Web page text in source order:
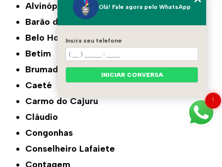
Alvinópolis
Barão de Cocais
Belo Horizonte
Betim
Brumadinho
Caeté
Carmo do Cajuru
Cláudio
Congonhas
Conselheiro Lafaiete
Contagem
1
Olá! Fale agora pelo WhatsApp
Insira seu telefone
INICIAR CONVERSA